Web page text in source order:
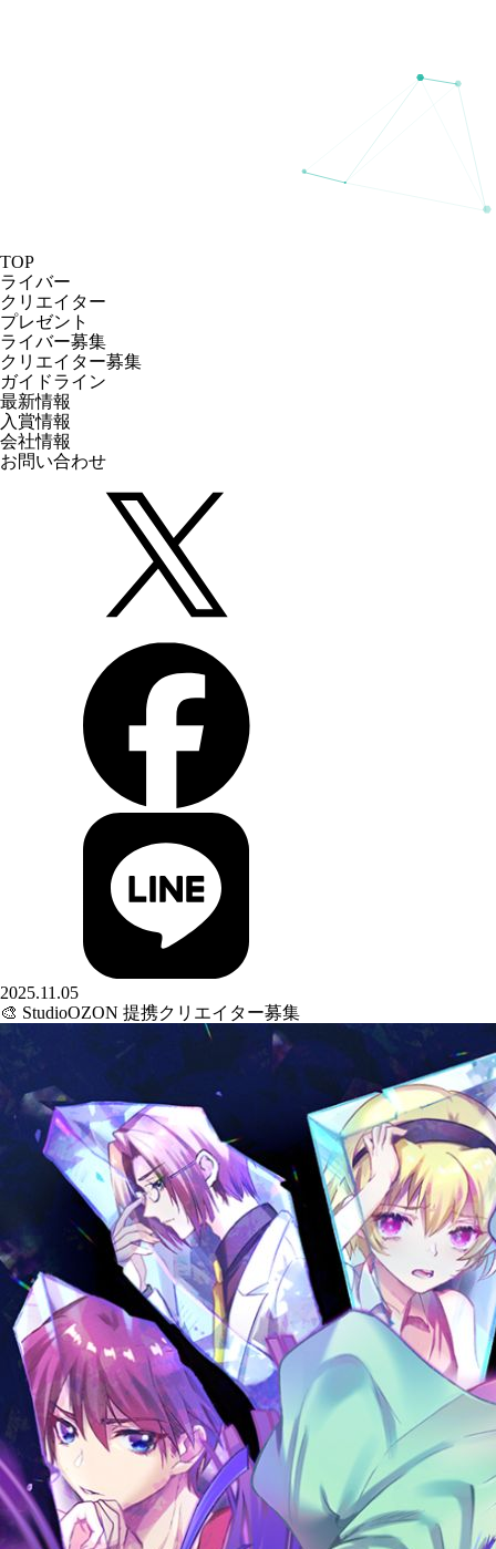
TOP
ライバー
クリエイター
プレゼント
ライバー募集
クリエイター募集
ガイドライン
最新情報
入賞情報
会社情報
お問い合わせ
2025.11.05
🎨 StudioOZON 提携クリエイター募集